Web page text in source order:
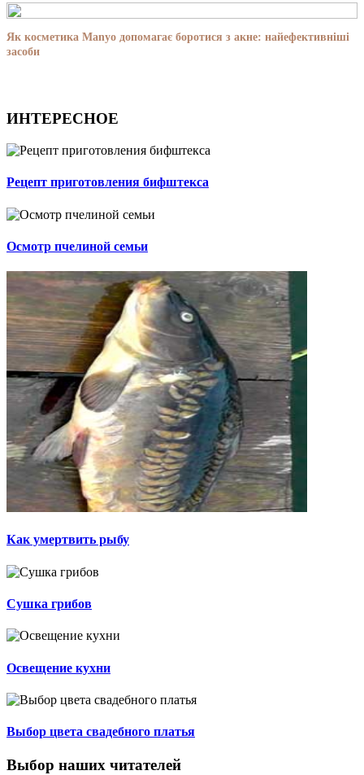
Як косметика Manyo допомагає боротися з акне: найефективніші
засоби
ИНТЕРЕСНОЕ
Рецепт приготовления бифштекса
Осмотр пчелиной семьи
Как умертвить рыбу
Сушка грибов
Освещение кухни
Выбор цвета свадебного платья
Выбор наших читателей